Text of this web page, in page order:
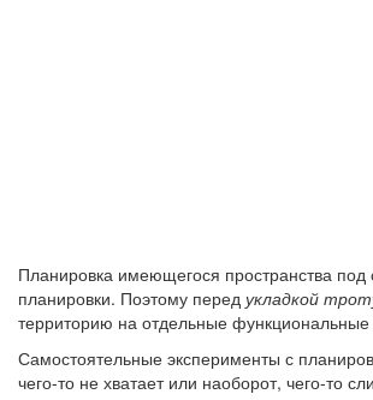
Планировка имеющегося пространства
планировки. Поэтому перед укладкой
территорию на отдельные
Самостоятельные эксперименты с
чего-то не хватает или наоборот, чего-то